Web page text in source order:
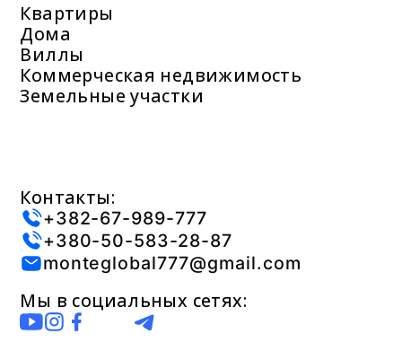
Квартиры
Дома
Виллы
Коммерческая недвижимость
Земельные участки
Контакты:
+382-67-989-777
+380-50-583-28-87
monteglobal777@gmail.com
Мы в социальных сетях: